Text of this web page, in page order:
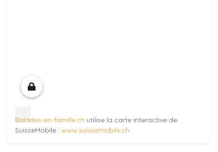
Balades-en-famille.ch utilise la carte interactive de
SuisseMobile : www.suissemobile.ch